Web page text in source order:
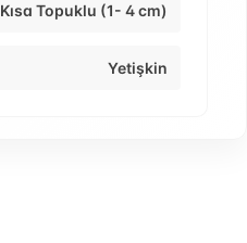
Kısa Topuklu (1- 4 cm)
Yetişkin